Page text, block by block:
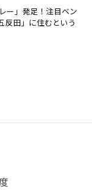
ー」発足！注目ベン
反田」に住むという